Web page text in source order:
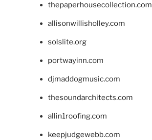
thepaperhousecollection.com
allisonwillisholley.com
solslite.org
portwayinn.com
djmaddogmusic.com
thesoundarchitects.com
allin1roofing.com
keepjudgewebb.com